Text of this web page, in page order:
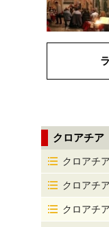
クロアチア
クロアチ
クロアチ
クロアチ